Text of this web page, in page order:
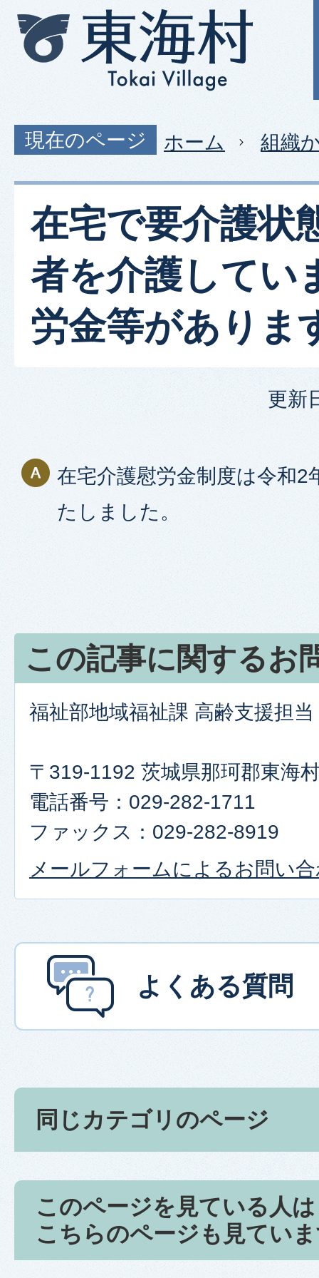
現在のページ ホーム 組織
在宅で要介護状
者を介護してい
労金等がありま
更新
在宅介護慰労金制度は令和2
たしました。
この記事に関するお
福祉部地域福祉課 高齢支援担当
〒319-1192 茨城県那珂郡東海
電話番号：029-282-1711
ファックス：029-282-8919
メールフォームによるお問い
よくある質問
同じカテゴリのページ
このページを見ている人は
こちらのページも見てい